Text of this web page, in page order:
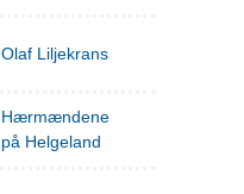
Olaf Liljekrans
Hærmændene
på Helgeland